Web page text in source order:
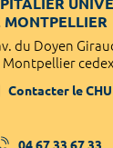
MONTPELLIER
du Doyen
Montpellier
Contacter le CHU
04 67 33 67 33